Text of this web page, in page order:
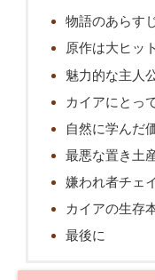
物語のあらす
原作は大ヒッ
魅力的な主人
カイアにとっ
自然に学んだ
最悪な置き土
嫌われ者チェ
カイアの生存
最後に